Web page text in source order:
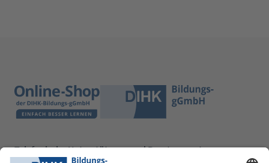
Telefonische Unterstützung und Beratung unter: